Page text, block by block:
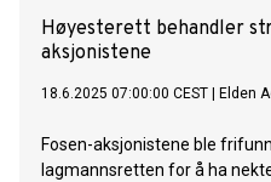
Høyesterett behandler
aksjonistene
18.6.2025 07:00:00 CEST Elden
Fosen-aksjonistene ble
lagmannsretten for å ha